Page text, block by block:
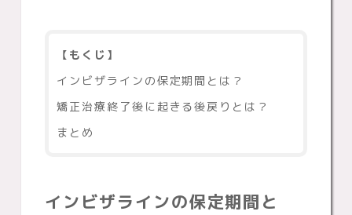
【もくじ】
インビザラインの保定期間とは？
矯正治療終了後に起きる後戻りとは？
まとめ
インビザラインの保定期間と